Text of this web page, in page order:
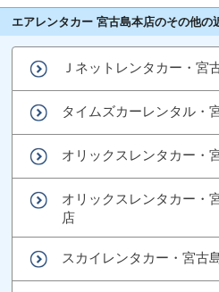
エアレンタカー 宮古島本店のその他の
Ｊネットレンタカー・宮
タイムズカーレンタル・
オリックスレンタカー・
オリックスレンタカー・
店
スカイレンタカー・宮古